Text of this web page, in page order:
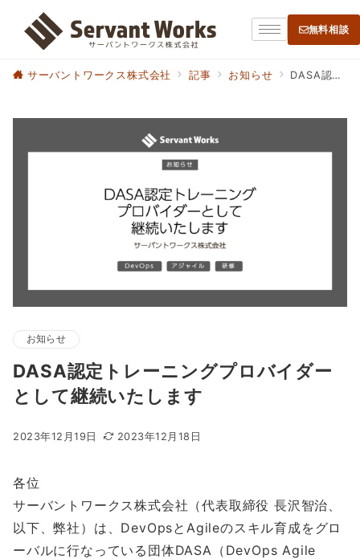
無料相談
サーバントワークス株式会社 記事 お知らせ DASA認定トレーニングプロバイダーとして継続いたします
お知らせ
DASA認定トレーニングプロバイダー
として継続いたします
2023年12月19日 2023年12月18日
各位
サーバントワークス株式会社（代表取締役 長沢智治、
以下、弊社）は、DevOpsとAgileのスキル育成をグロ
ーバルに行なっている団体DASA（DevOps Agile